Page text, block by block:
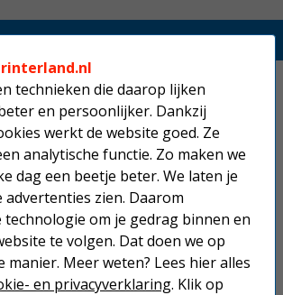
Printerland.nl
technieken die daarop lijken
en persoonlijker. Dankzij
werkt de website goed. Ze
analytische functie. Zo maken we
dag een beetje beter. We laten je
zien. Daarom
technologie om je gedrag binnen en
te volgen. Dat doen we op
manier. Meer weten? Lees hier alles
en privacyverklaring. Klik op